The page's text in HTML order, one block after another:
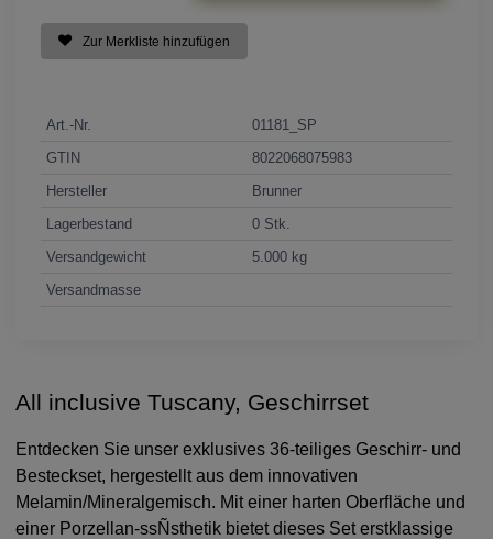
Zur Merkliste hinzufügen
Art.-Nr.
01181_SP
GTIN
8022068075983
Hersteller
Brunner
Lagerbestand
0 Stk.
Versandgewicht
5.000 kg
Versandmasse
All inclusive Tuscany, Geschirrset
Entdecken Sie unser exklusives 36-teiliges Geschirr- und
Besteckset, hergestellt aus dem innovativen
Melamin/Mineralgemisch. Mit einer harten Oberfläche und
einer Porzellan-ssÑsthetik bietet dieses Set erstklassige